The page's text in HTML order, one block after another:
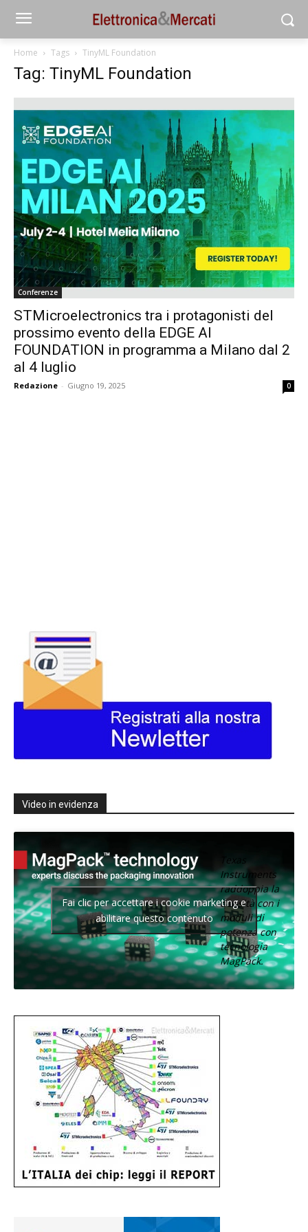
Home Tags TinyML Foundation
Tag: TinyML Foundation
Conferenze
STMicroelectronics tra i protagonisti del
prossimo evento della EDGE AI
FOUNDATION in programma a Milano dal 2
al 4 luglio
Redazione - Giugno 19, 2025 0
Video in evidenza
Texas
Instruments
raddoppia la
densità con i
moduli di
potenza con
tecnologia
MagPack.
Fai clic per accettare i cookie marketing e
abilitare questo contenuto